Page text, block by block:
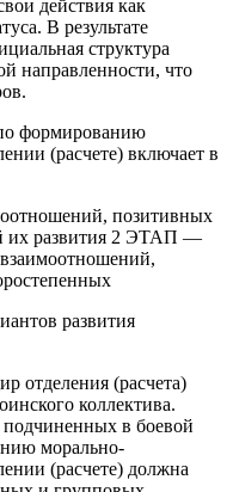
действия как
В результате
структура
направленности, что
формированию
(расчете) включает в
позитивных
их развития 2 ЭТАП —
развития
отделения (расчета)
коллектива.
в боевой
морально-
(расчете) должна